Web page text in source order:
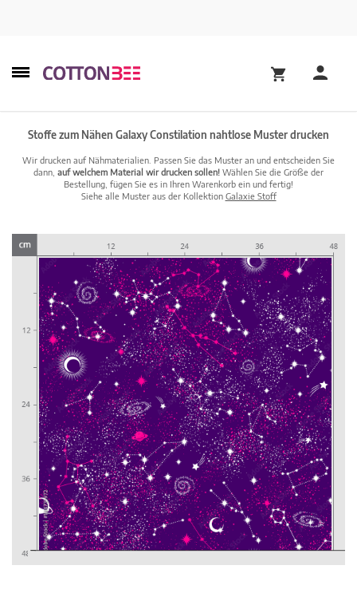
Stoffe zum Nähen Galaxy Constilation nahtlose Muster drucken
Wir drucken auf Nähmaterialien. Passen Sie das Muster an und entscheiden Sie
dann, auf welchem Material wir drucken sollen! Wählen Sie die Größe der
Bestellung, fügen Sie es in Ihren Warenkorb ein und fertig!
Siehe alle Muster aus der Kollektion Galaxie Stoff